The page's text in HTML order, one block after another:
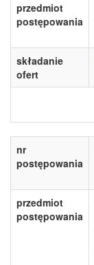
przedmiot
postępowania
składanie
ofert
nr
postępowania
przedmiot
postępowania